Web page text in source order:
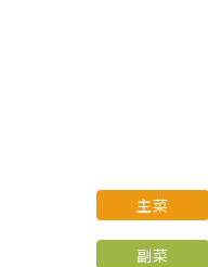
主菜
副菜